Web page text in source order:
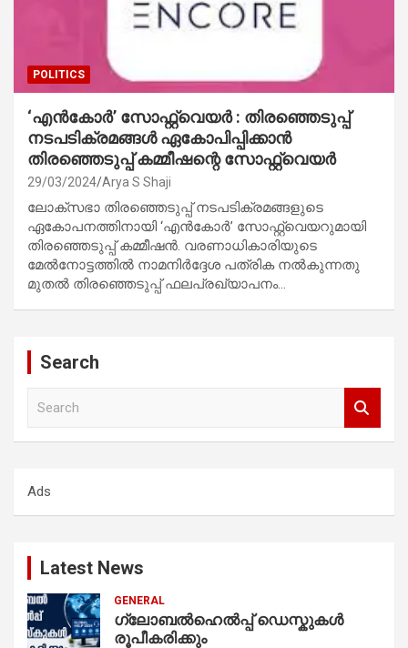
POLITICS
‘എന്‍കോര്‍’ സോഫ്റ്റ്‌വെയർ : തിരഞ്ഞെടുപ്പ്
നടപടിക്രമങ്ങൾ ഏകോപിപ്പിക്കാൻ
തിരഞ്ഞെടുപ്പ് കമ്മീഷന്റെ സോഫ്റ്റ്‌വെയർ
29/03/2024 Arya S Shaji
ലോക്സഭാ തിരഞ്ഞെടുപ്പ് നടപടിക്രമങ്ങളുടെ
ഏകോപനത്തിനായി ‘എന്‍കോര്‍’ സോഫ്റ്റ്‌വെയറുമായി
തിരഞ്ഞെടുപ്പ് കമ്മീഷൻ. വരണാധികാരിയുടെ
മേൽനോട്ടത്തിൽ നാമനിര്‍ദ്ദേശ പത്രിക നൽകുന്നതു
മുതൽ തിരഞ്ഞെടുപ്പ് ഫലപ്രഖ്യാപനം…
Search
h
Ads
Latest News
GENERAL
ഗ്ലോബൽഹെൽപ്പ് ഡെസ്കുകൾ
രൂപീകരിക്കും